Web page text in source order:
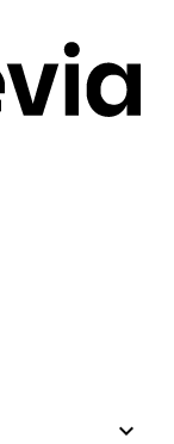
expand_more